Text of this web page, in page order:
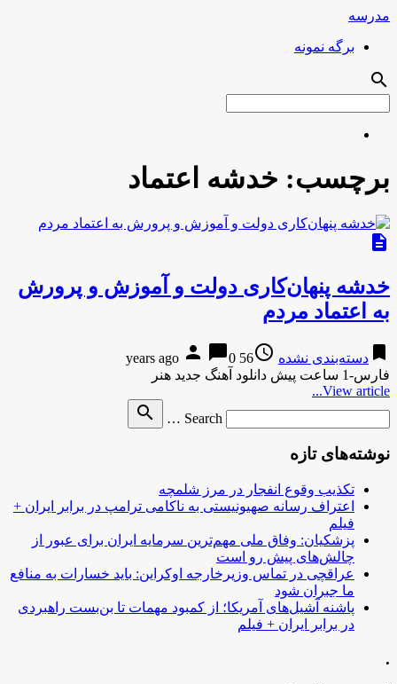
مدرسه
برگه نمونه
search
برچسب: خدشه اعتماد
description
خدشه پنهان‌کاری دولت و آموزش و پرورش
به اعتماد مردم
bookmark دسته‌بندی نشده access_time
56 years ago
person chat_bubble0
فارس-1 ساعت پیش دانلود آهنگ جدید هنر
View article...
Search …
search
نوشته‌های تازه
تکذیب وقوع انفجار در مرز شلمچه
اعتراف رسانه صهیونیستی به ناکامی ترامپ در برابر ایران +
فیلم
پزشکیان: وفاق ملی مهم‌ترین سرمایه ایران برای عبور از
چالش‌های پیش رو است
عراقچی در تماس وزیرخارجه اوکراین: باید خسارات به منافع
ما جبران شود
پاشنه آشیل‌های آمریکا؛ از کمبود مهمات تا بن‌بست راهبردی
در برابر ایران + فیلم
.